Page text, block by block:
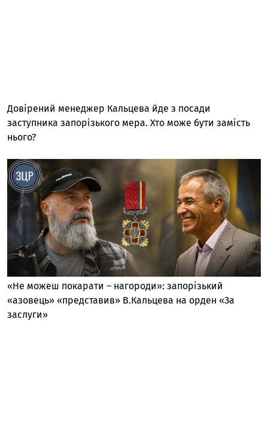
Довірений менеджер Кальцева йде з посади
заступника запорізького мера. Хто може бути замість
нього?
«Не можеш покарати – нагороди»: запорізький
«азовець» «представив» В.Кальцева на орден «За
заслуги»